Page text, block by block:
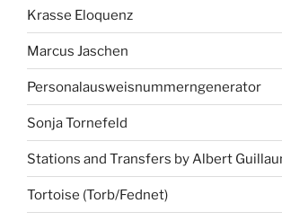
Krasse Eloquenz
Marcus Jaschen
Personalausweisnummerngenerator
Sonja Tornefeld
Stations and Transfers by Albert
Tortoise (Torb/Fednet)